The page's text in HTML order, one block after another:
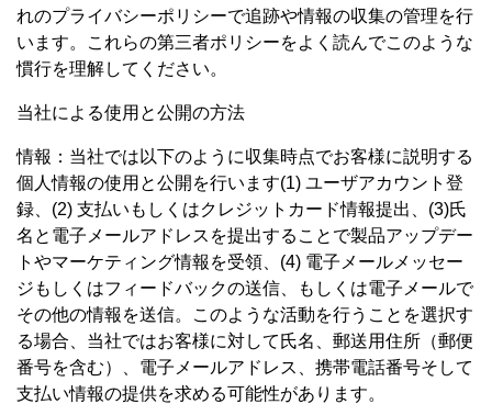
れのプライバシーポリシーで追跡や情報の収集の管理を行
います。これらの第三者ポリシーをよく読んでこのような
慣行を理解してください。
当社による使用と公開の方法
情報：当社では以下のように収集時点でお客様に説明する
個人情報の使用と公開を行います(1) ユーザアカウント登
録、(2) 支払いもしくはクレジットカード情報提出、(3)氏
名と電子メールアドレスを提出することで製品アップデー
トやマーケティング情報を受領、(4) 電子メールメッセー
ジもしくはフィードバックの送信、もしくは電子メールで
その他の情報を送信。このような活動を行うことを選択す
る場合、当社ではお客様に対して氏名、郵送用住所（郵便
番号を含む）、電子メールアドレス、携帯電話番号そして
支払い情報の提供を求める可能性があります。